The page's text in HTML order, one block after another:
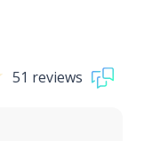
51 reviews